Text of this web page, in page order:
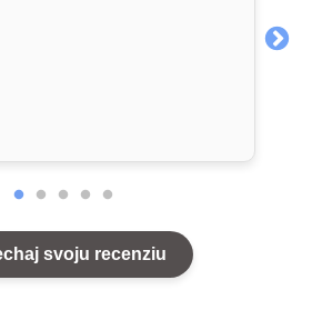
svoju recenziu